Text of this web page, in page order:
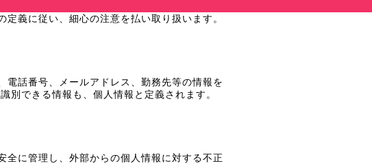
義に従い、細心の注意を払い取り扱います。
話番号、メールアドレス、勤務先等の情報を
別できる情報も、個人情報と定義されます。
に管理し、外部からの個人情報に対する不正